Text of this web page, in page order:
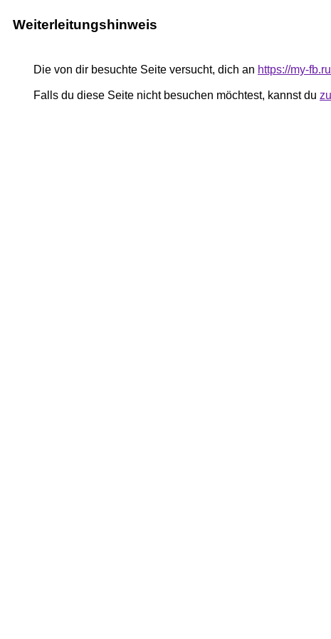
Weiterleitungshinweis
Die von dir besuchte Seite versucht, dich an https://my-
Falls du diese Seite nicht besuchen möchtest, kannst du